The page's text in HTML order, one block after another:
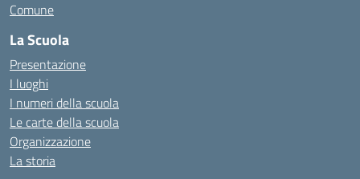
Comune
La Scuola
Presentazione
I luoghi
I numeri della scuola
Le carte della scuola
Organizzazione
La storia